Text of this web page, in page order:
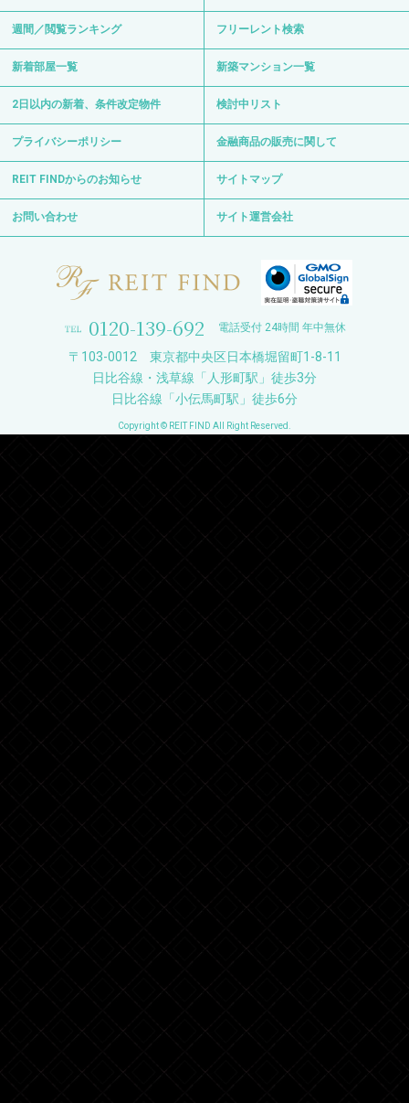
週間／閲覧ランキング フリーレント検索
新着部屋一覧 新築マンション一覧
2日以内の新着、条件改定物件 検討中リスト
プライバシーポリシー 金融商品の販売に関して
REIT FINDからのお知らせ サイトマップ
お問い合わせ サイト運営会社
0120-139-692 電話受付 24時間 年中無休
〒103-0012 東京都中央区日本橋堀留町1-8-11
日比谷線・浅草線「人形町駅」徒歩3分
日比谷線「小伝馬町駅」徒歩6分
Copyright © REIT FIND All Right Reserved.